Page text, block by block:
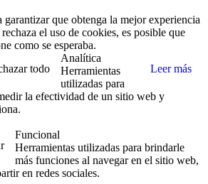
que obtenga la mejor experiencia
el uso de cookies, es posible que
como se esperaba.
todo Leer más
Analítica
Herramientas
utilizadas para
la efectividad de un sitio web y
Funcional
Herramientas utilizadas para brindarle
más funciones al navegar en el sitio web,
en redes sociales.